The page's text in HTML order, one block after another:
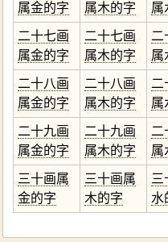
属金的字
属木的字
属
二十七画
属金的字
二十七画
属木的字
二
属
二十八画
属金的字
二十八画
属木的字
二
属
二十九画
属金的字
二十九画
属木的字
二
属
三十画属
金的字
三十画属
木的字
三
水